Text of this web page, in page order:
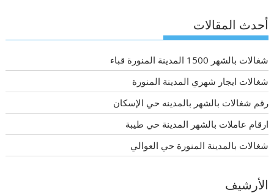
أحدث المقالات
شغالات بالشهر 1500 المدينة المنورة قباء
شغالات ايجار شهري المدينة المنورة
رقم شغالات بالشهر بالمدينه حي الإسكان
ارقام عاملات بالشهر المدينة حي طيبة
شغالات بالمدينة المنورة حي العوالي
الأرشيف